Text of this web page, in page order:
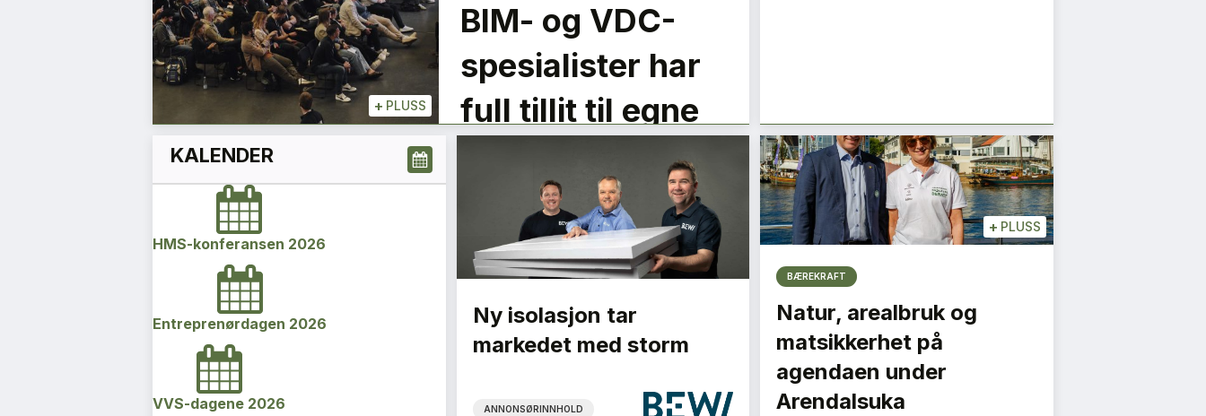
+ PLUSS
BIM- og VDC-
spesialister har
full tillit til egne
KALENDER
HMS-konferansen 2026
Entreprenørdagen 2026
VVS-dagene 2026
Ny isolasjon tar
markedet med storm
ANNONSØRINNHOLD
+ PLUSS
BÆREKRAFT
Natur, arealbruk og
matsikkerhet på
agendaen under
Arendalsuka